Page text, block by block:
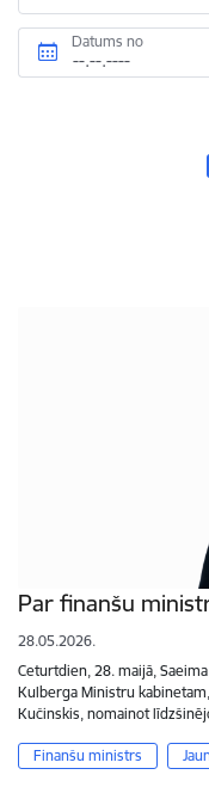
Datums no
Par finanšu
28.05.2026.
Ceturtdien, 28. maijā,
Kulberga Ministru
Kučinskis, nomainot
Finanšu ministrs